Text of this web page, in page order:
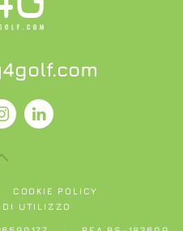
COOKIE POLICY
DI UTILIZZO